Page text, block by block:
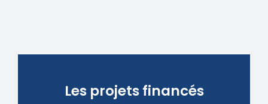
Les projets financés